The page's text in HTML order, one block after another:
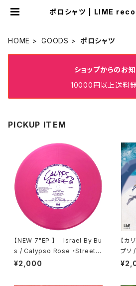
ポロシャツ | LIME
HOME GOODS ポロシャツ
ショップからのお
10000円以上送料無
PICKUP ITEM
【NEW 7"EP 】 Israel By Bu
s / Calypso Rose ・Street C
alypso / Lola, Gordon Cyru
¥2,000
【カ
プソ / CHIEKO BEAUTY & Ca